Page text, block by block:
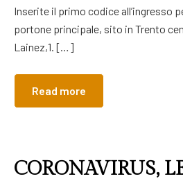
Inserite il primo codice all’ingresso
portone principale, sito in Trento
Lainez,1. […]
Read more
CORONAVIRUS,